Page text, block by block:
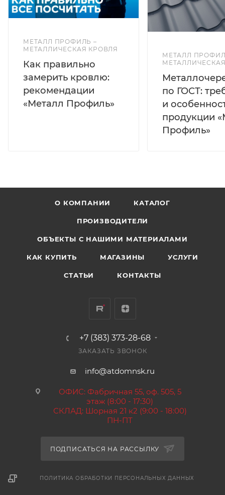
МЕТАЛЛ ПРОФИЛЬ –
МЕТАЛЛИЧЕСКАЯ КРОВЛЯ
Как правильно
замерить кровлю:
рекомендации
«Металл Профиль»
МЕТАЛЛ
по ГОСТ:
и
продукции
Профиль»
О КОМПАНИИ КАТАЛОГ
ПРОИЗВОДИТЕЛИ
ОБЪЕКТЫ С НАШИМИ МАТЕРИАЛАМИ
КАК КУПИТЬ МАГАЗИНЫ УСЛУГИ
СТАТЬИ КОНТАКТЫ
+7 (383) 373-28-68
ЗАКАЗАТЬ ЗВОНОК
info@atdomnsk.ru
ОФИС: Фабричная 55, оф. 505, 5
этаж (8:00 - 17:30)
СКЛАД: Шорная 21 к2 (9:00 - 18:00)
ПН-ПТ
ПОДПИСАТЬСЯ НА РАССЫЛКУ
ПОЛИТИКА ОБРАБОТКИ ПЕРСОНАЛЬНЫХ ДАННЫХ